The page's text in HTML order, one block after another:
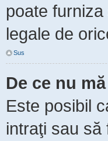
poate
legale de
Sus
De ce nu
Este posibil
intraţi sau